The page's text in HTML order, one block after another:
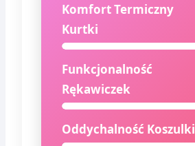
Komfort Termiczny
Kurtki
Funkcjonalność
Rękawiczek
Oddychalność Koszulki